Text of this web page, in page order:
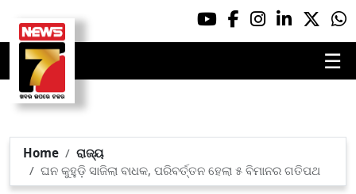
☰
Home
ରାଜ୍ୟ
ଘନ କୁହୁଡ଼ି ସାଜିଲା ବାଧକ, ପରିବର୍ତ୍ତନ ହେଲା ୫ ବିମାନର ଗତିପଥ